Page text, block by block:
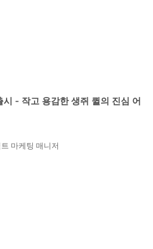
- 작고 용감한 생쥐 퀼의 진심 어
마케팅 매니저